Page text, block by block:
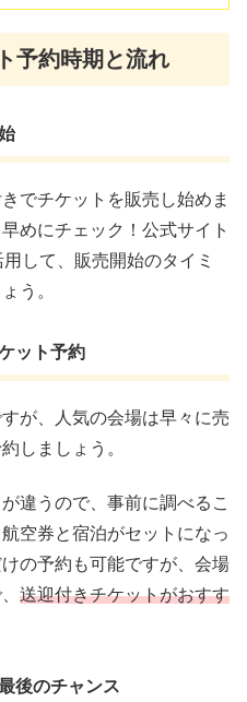
予約時期と流れ
でチケットを販売し始めま
めにチェック！公式サイト
して、販売開始のタイミ
う。
ット予約
が、人気の会場は早々に売
しましょう。
違うので、事前に調べるこ
空券と宿泊がセットになっ
の予約も可能ですが、会場
送迎付きチケットがおすす
後のチャンス